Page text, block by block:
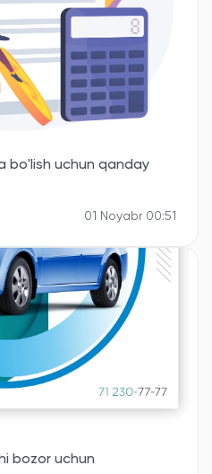
bo'lish uchun qanday
01 Noyabr 00:51
bozor uchun